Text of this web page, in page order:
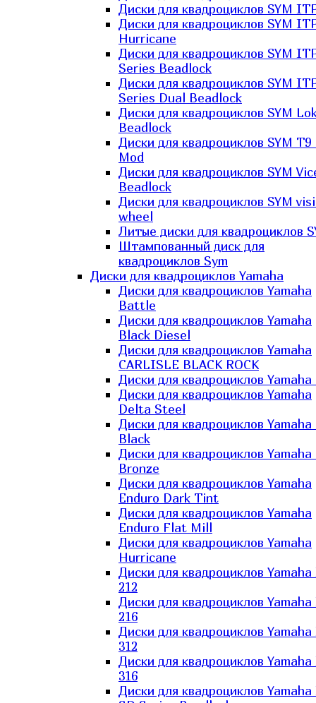
Диски для квадроциклов SYM
Диски для квадроциклов SYM
Hurricane
Диски для квадроциклов SYM
Series Beadlock
Диски для квадроциклов SYM
Series Dual Beadlock
Диски для квадроциклов SYM
Beadlock
Диски для квадроциклов SYM T9
Mod
Диски для квадроциклов SYM
Beadlock
Диски для квадроциклов SYM
wheel
Литые диски для квадроциклов
Штампованный диск для
квадроциклов Sym
Диски для квадроциклов Yamaha
Диски для квадроциклов Yamaha
Battle
Диски для квадроциклов Yamaha
Black Diesel
Диски для квадроциклов Yamaha
CARLISLE BLACK ROCK
Диски для квадроциклов Yamaha
Диски для квадроциклов Yamaha
Delta Steel
Диски для квадроциклов
Black
Диски для квадроциклов
Bronze
Диски для квадроциклов Yamaha
Enduro Dark Tint
Диски для квадроциклов Yamaha
Enduro Flat Mill
Диски для квадроциклов Yamaha
Hurricane
Диски для квадроциклов
212
Диски для квадроциклов
216
Диски для квадроциклов
312
Диски для квадроциклов
316
Диски для квадроциклов